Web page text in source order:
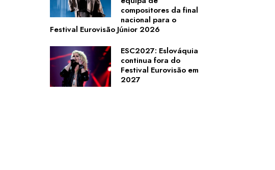
compositores da final
nacional para o
Festival Eurovisão Júnior 2026
ESC2027: Eslováquia
continua fora do
Festival Eurovisão em
2027